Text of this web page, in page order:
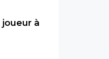
joueur à